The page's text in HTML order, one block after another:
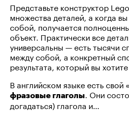
Представьте конструктор
множества деталей, а когда
собой, получается
объект. Практически все
универсальны — есть тысячи
между собой, а конкретный
результата, который вы
В английском языке есть свой
фразовые глаголы. Они
догадаться) глагола и…